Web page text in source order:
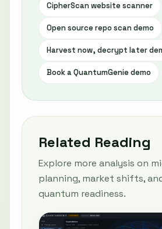
CipherScan website scanner
Open source repo scan demo
Harvest now, decrypt later
Book a QuantumGenie demo
Related Reading
Explore more analysis on
planning, market shifts,
quantum readiness.